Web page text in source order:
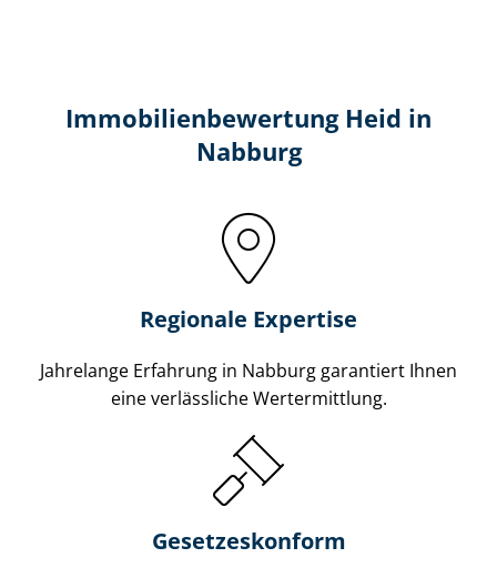
Immobilien­bewertung Heid in
Nabburg
Regionale Expertise
Jahrelange Erfahrung in Nabburg garantiert Ihnen
eine verlässliche Wertermittlung.
Gesetzes­konform